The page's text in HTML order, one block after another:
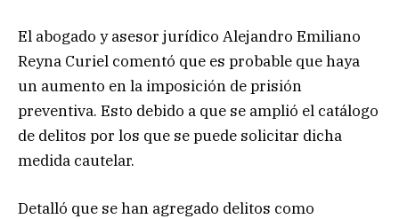
El abogado y asesor jurídico Alejandro Emiliano
Reyna Curiel comentó que es probable que haya
un aumento en la imposición de prisión
preventiva. Esto debido a que se amplió el catálogo
de delitos por los que se puede solicitar dicha
medida cautelar.
Detalló que se han agregado delitos como